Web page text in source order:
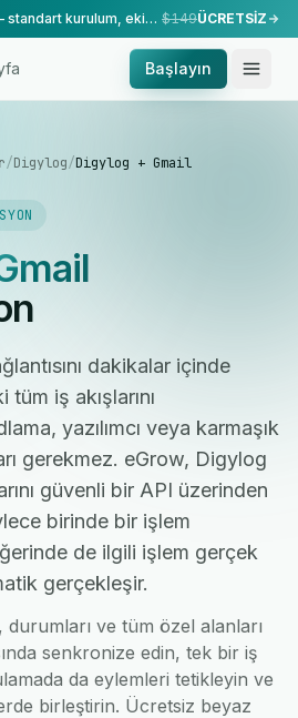
Sizin için yapılmış kurulum — standart kurulum, ekibimiz tarafından yapılır. $149ÜCRETSİZ
Başlayın
/Digylog/Digylog + Gmail
dakikalar içinde
iş akışlarını
yazılımcı veya karmaşık
gerekmez. eGrow, Digylog
güvenli bir API üzerinden
birinde bir işlem
de ilgili işlem gerçek
gerçekleşir.
ve tüm özel alanları
senkronize edin, tek bir iş
da eylemleri tetikleyin ve
birleştirin. Ücretsiz beyaz